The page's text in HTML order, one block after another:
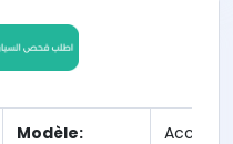
Modèle: Accent